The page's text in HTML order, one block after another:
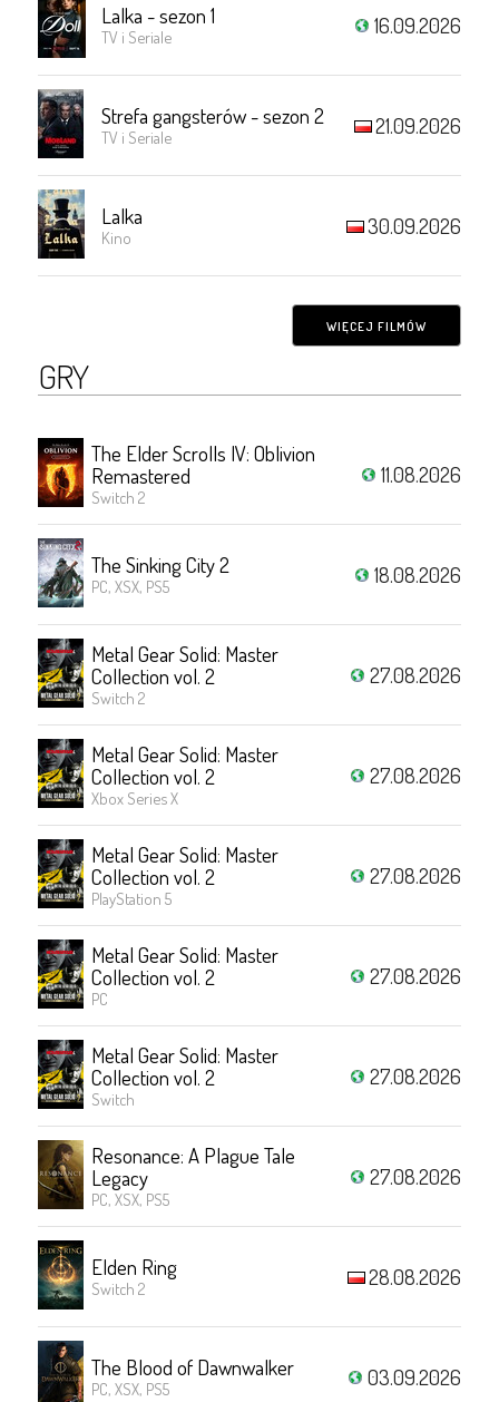
Lalka - sezon 1
TV i Seriale 16.09.2026
Strefa gangsterów - sezon 2
TV i Seriale 21.09.2026
Lalka
Kino 30.09.2026
WIĘCEJ FILMÓW
GRY
The Elder Scrolls IV: Oblivion
Remastered
Switch 2
11.08.2026
The Sinking City 2
PC, XSX, PS5 18.08.2026
Metal Gear Solid: Master
Collection vol. 2
Switch 2
27.08.2026
Metal Gear Solid: Master
Collection vol. 2
Xbox Series X
27.08.2026
Metal Gear Solid: Master
Collection vol. 2
PlayStation 5
27.08.2026
Metal Gear Solid: Master
Collection vol. 2
PC
27.08.2026
Metal Gear Solid: Master
Collection vol. 2
Switch
27.08.2026
Resonance: A Plague Tale
Legacy
PC, XSX, PS5
27.08.2026
Elden Ring
Switch 2 28.08.2026
The Blood of Dawnwalker
PC, XSX, PS5 03.09.2026